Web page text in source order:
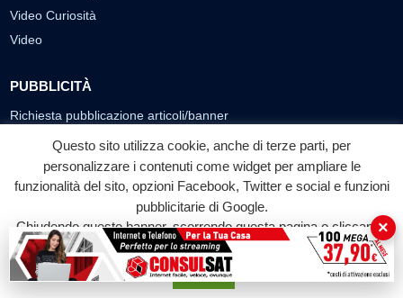
Video Curiosità
Video
PUBBLICITÀ
Richiesta pubblicazione articoli/banner
SEGUICI SUI SOCIAL
f
Facebook
◎ ▶
YouTube
© 2026 LABTV - Tutti i diritti riservati
Questo sito utilizza cookie, anche di terze parti, per
personalizzare i contenuti come widget per ampliare le
funzionalità del sito, opzioni Facebook, Twitter e social e funzioni
pubblicitarie di Google.
Chiudendo questo banner, scorrendo questa pagina o cliccando
su qualunque suo elemento acconsenti all'uso dei cookie.
Accetta
×